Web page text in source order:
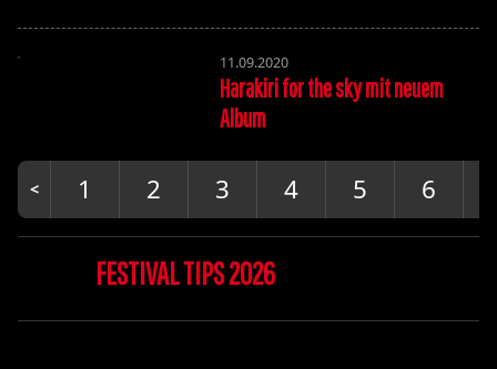
11.09.2020
Harakiri for the sky mit neuem
Album
1 2 3 4 5 6
FESTIVAL TIPS 2026